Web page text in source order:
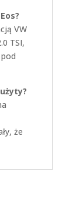
VW
TSI,
że